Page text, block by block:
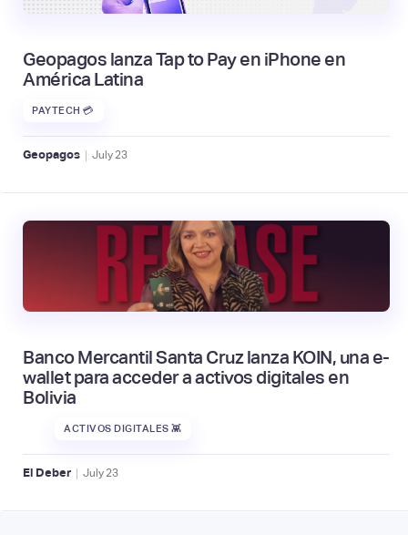
Geopagos lanza Tap to Pay en iPhone en
América Latina
PAYTECH 💳
Geopagos | July 23
Banco Mercantil Santa Cruz lanza KOIN, una e-
wallet para acceder a activos digitales en
Bolivia
ACTIVOS DIGITALES 👾
El Deber | July 23